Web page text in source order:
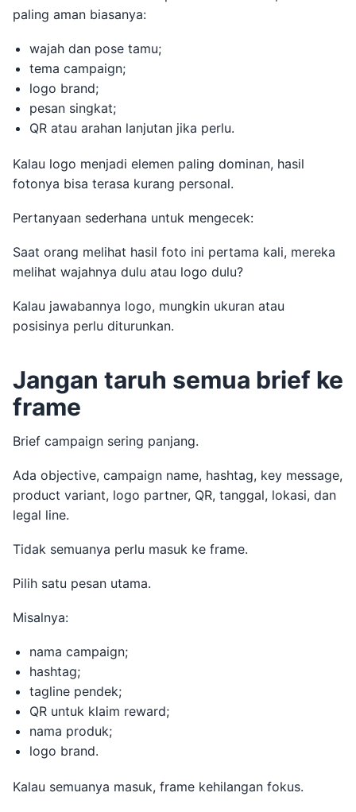
paling aman biasanya:
wajah dan pose tamu;
tema campaign;
logo brand;
pesan singkat;
QR atau arahan lanjutan jika perlu.
Kalau logo menjadi elemen paling dominan, hasil
fotonya bisa terasa kurang personal.
Pertanyaan sederhana untuk mengecek:
Saat orang melihat hasil foto ini pertama kali, mereka
melihat wajahnya dulu atau logo dulu?
Kalau jawabannya logo, mungkin ukuran atau
posisinya perlu diturunkan.
Jangan taruh semua brief ke
frame
Brief campaign sering panjang.
Ada objective, campaign name, hashtag, key message,
product variant, logo partner, QR, tanggal, lokasi, dan
legal line.
Tidak semuanya perlu masuk ke frame.
Pilih satu pesan utama.
Misalnya:
nama campaign;
hashtag;
tagline pendek;
QR untuk klaim reward;
nama produk;
logo brand.
Kalau semuanya masuk, frame kehilangan fokus.